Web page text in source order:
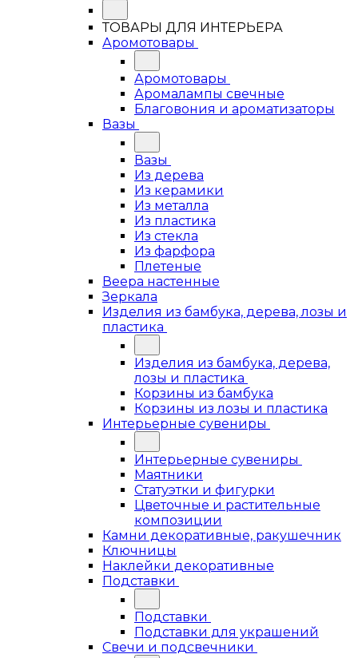
ТОВАРЫ ДЛЯ ИНТЕРЬЕРА
Аромотовары
Аромотовары
Аромалампы свечные
Благовония и ароматизаторы
Вазы
Вазы
Из дерева
Из керамики
Из металла
Из пластика
Из стекла
Из фарфора
Плетеные
Веера настенные
Зеркала
Изделия из бамбука, дерева, лозы и
пластика
Изделия из бамбука, дерева,
лозы и пластика
Корзины из бамбука
Корзины из лозы и пластика
Интерьерные сувениры
Интерьерные сувениры
Маятники
Статуэтки и фигурки
Цветочные и растительные
композиции
Камни декоративные, ракушечник
Ключницы
Наклейки декоративные
Подставки
Подставки
Подставки для украшений
Свечи и подсвечники